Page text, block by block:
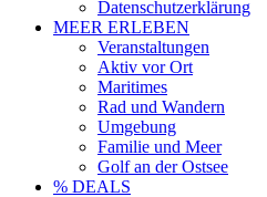
Datenschutzerklärung
MEER ERLEBEN
Veranstaltungen
Aktiv vor Ort
Maritimes
Rad und Wandern
Umgebung
Familie und Meer
Golf an der Ostsee
% DEALS